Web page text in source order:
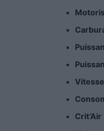
Vitesse
Crit’Air